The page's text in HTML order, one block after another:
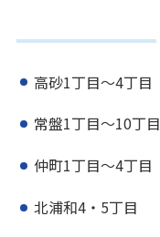
高砂1丁目～4丁目
常盤1丁目～10丁目
仲町1丁目～4丁目
北浦和4・5丁目